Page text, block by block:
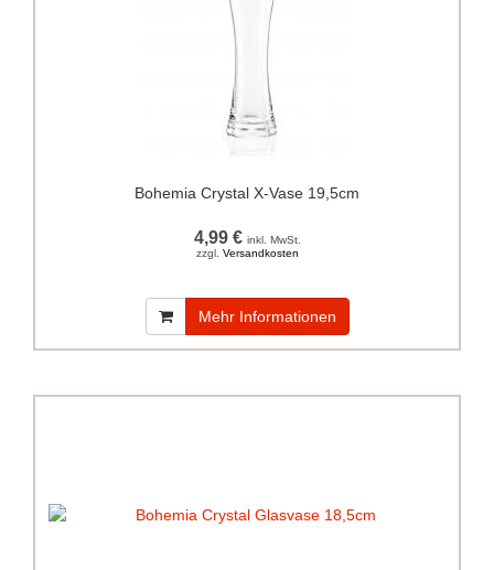
Bohemia Crystal X-Vase 19,5cm
4,99 € inkl. MwSt.
zzgl. Versandkosten
Mehr Informationen